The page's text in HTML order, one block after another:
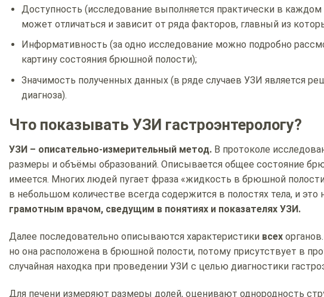
Доступность (исследование выполняется практически в
может отличаться и зависит от ряда факторов, главный из
Информативность (за одно исследование можно подробно
картину состояния брюшной полости);
Значимость полученных данных (в ряде случаев УЗИ является
диагноза).
Что показывать УЗИ гастроэнтерологу?
УЗИ – описательно-измерительный метод. В протоколе
размеры и объёмы образований. Описывается общее состояние
имеется. Многих людей пугает фраза «жидкость в брюшной
в небольшом количестве всегда содержится в полостях тела, и это
грамотным врачом, сведущим в понятиях и показателях УЗИ.
Далее последовательно описываются характеристики всех
но она расположена в брюшной полости, потому присутствует в
случайная находка при проведении УЗИ с целью диагностики
Для печени измеряют размеры долей, оценивают однородность